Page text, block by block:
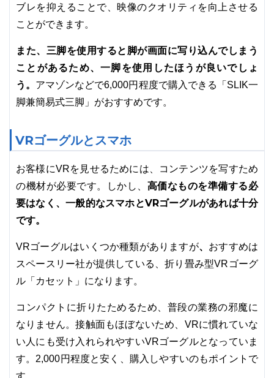
ブレを抑えることで、映像のクオリティを向上させる
ことができます。
また、三脚を使用すると脚が画面に写り込んでしまう
ことがあるため、一脚を使用したほうが良いでしょ
う。
アマゾンなどで6,000円程度で購入できる「SLIK一
脚兼簡易式三脚」がおすすめです。
VRゴーグルとスマホ
お客様にVRを見せるためには、コンテンツを写すため
の機材が必要です。しかし、 高価なものを準備する必
要はなく、一般的なスマホとVRゴーグルがあれば十分
です。
VRゴーグルはいくつか種類がありますが、
おすすめは
スペースリー社が提供している、折り畳み型VRゴーグ
ル「カセット」になります。
コンパクトに折りたためるため、普段の業務の邪魔に
なりません。接触面もほぼないため、VRに慣れていな
い人にも受け入れられやすいVRゴーグルとなっていま
す。2,000円程度と安く、購入しやすいのもポイントで